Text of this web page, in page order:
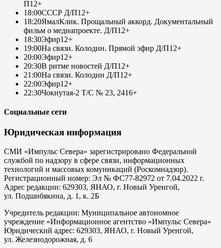
П12+
18:00СССР Д/П12+
18:20ЯмалКлик. Прощальный аккорд. Документальный
фильм о медиапроекте. Д/П12+
18:30Эфир12+
19:00На связи. Колодин. Прямой эфир Д/П12+
20:00Эфир12+
20:30В ритме новостей Д/П12+
21:00На связи. Колодин Д/П12+
22:00Эфир12+
22:30Чокнутая-2 Т/С № 23, 2416+
Социальные сети
Юридическая информация
СМИ «Импульс Севера» зарегистрировано Федеральной
службой по надзору в сфере связи, информационных
технологий и массовых комуникаций (Роскомнадзор).
Регистрационный номер: Эл № ФС77-82972 от 7.04.2022 г.
Адрес редакции: 629303, ЯНАО, г. Новый Уренгой,
ул. Подшибякина, д. 1, к. 2Б
Учредитель редакции: Муниципальное автономное
учреждение «Информационное агентство «Импульс Севера»
Юридический адрес: 629303, ЯНАО, г. Новый Уренгой,
ул. Железнодорожная, д. 6